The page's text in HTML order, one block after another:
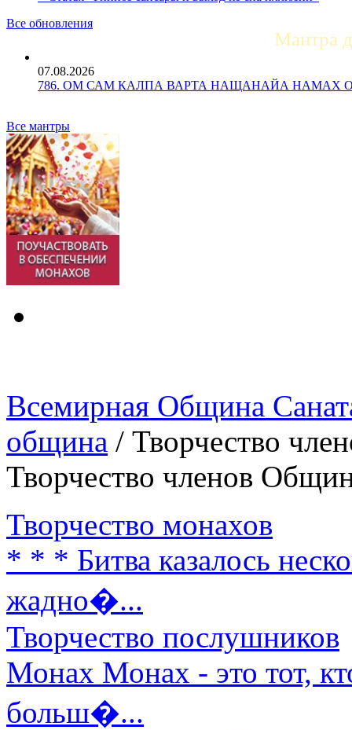
Все обновления
Мантра
07.08.2026
786. ОМ САМ КАЛПА ВАРТА НАЩАНАЙА НАМАХ ОМ
Все мантры
Всемирная Община
община / Творчество
Творчество членов
Творчество монахов
* * * Битва казалось
жадно�...
Творчество послушников
Монах Монах - это тот,
больш�...